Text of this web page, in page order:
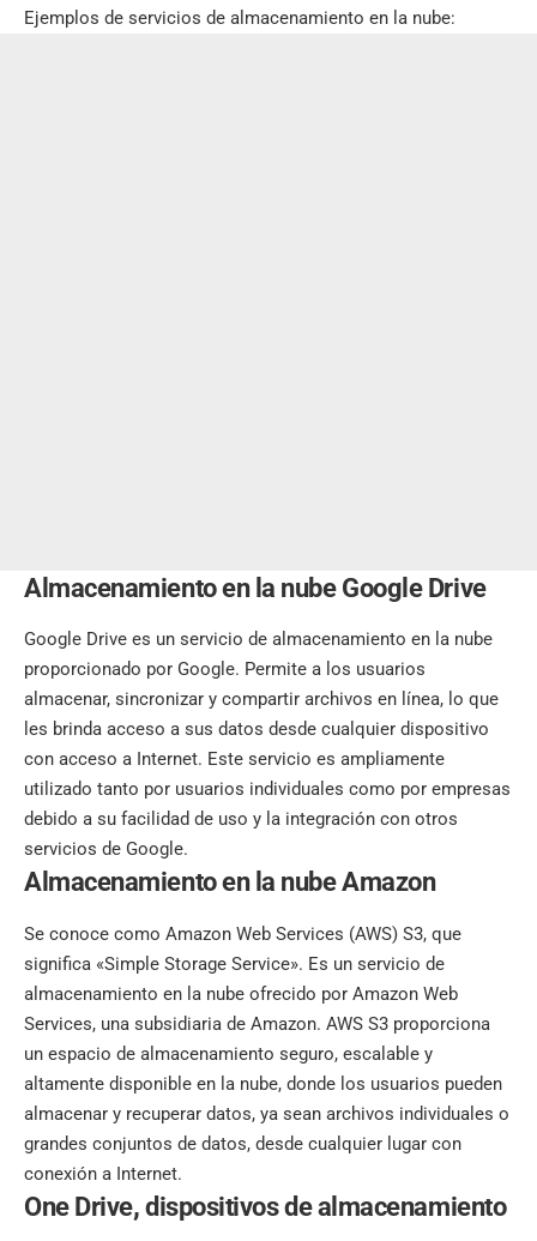
Ejemplos de servicios de almacenamiento en la nube:
Almacenamiento en la nube Google Drive
Google Drive es un servicio de almacenamiento en la nube
proporcionado por Google. Permite a los usuarios
almacenar, sincronizar y compartir archivos en línea, lo que
les brinda acceso a sus datos desde cualquier dispositivo
con acceso a Internet. Este servicio es ampliamente
utilizado tanto por usuarios individuales como por empresas
debido a su facilidad de uso y la integración con otros
servicios de Google.
Almacenamiento en la nube Amazon
Se conoce como Amazon Web Services (AWS) S3, que
significa «Simple Storage Service». Es un servicio de
almacenamiento en la nube ofrecido por Amazon Web
Services, una subsidiaria de Amazon. AWS S3 proporciona
un espacio de almacenamiento seguro, escalable y
altamente disponible en la nube, donde los usuarios pueden
almacenar y recuperar datos, ya sean archivos individuales o
grandes conjuntos de datos, desde cualquier lugar con
conexión a Internet.
One Drive, dispositivos de almacenamiento